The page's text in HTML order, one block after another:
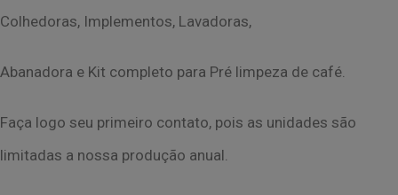
Colhedoras, Implementos, Lavadoras,
Abanadora e Kit completo para Pré limpeza de café.
Faça logo seu primeiro contato, pois as unidades são
limitadas a nossa produção anual.